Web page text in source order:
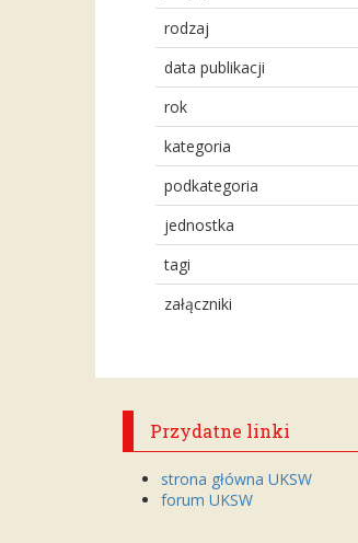
rodzaj
data publikacji
rok
kategoria
podkategoria
jednostka
tagi
załączniki
Przydatne linki
strona główna UKSW
forum UKSW